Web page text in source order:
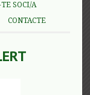
TE SOCI/A
CONTACTE